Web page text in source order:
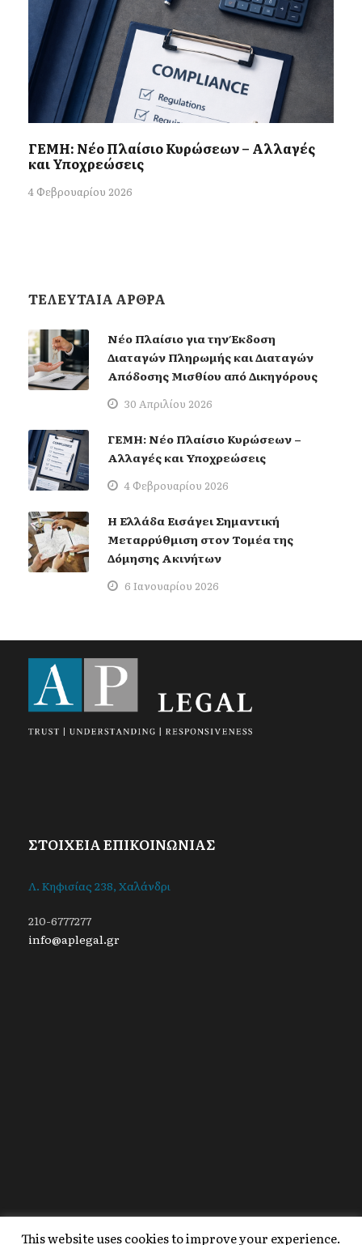
ΓΕΜΗ: Νέο Πλαίσιο Κυρώσεων – Αλλαγές
και Υποχρεώσεις
4 Φεβρουαρίου 2026
ΤΕΛΕΥΤΑΙΑ ΑΡΘΡΑ
Νέο Πλαίσιο για την Έκδοση
Διαταγών Πληρωμής και Διαταγών
Απόδοσης Μισθίου από Δικηγόρους
30 Απριλίου 2026
ΓΕΜΗ: Νέο Πλαίσιο Κυρώσεων –
Αλλαγές και Υποχρεώσεις
4 Φεβρουαρίου 2026
Η Ελλάδα Εισάγει Σημαντική
Μεταρρύθμιση στον Τομέα της
Δόμησης Ακινήτων
6 Ιανουαρίου 2026
ΣΤΟΙΧΕΙΑ ΕΠΙΚΟΙΝΩΝΙΑΣ
Λ. Κηφισίας 238, Χαλάνδρι
210-6777277
info@aplegal.gr
This website uses cookies to improve your experience.